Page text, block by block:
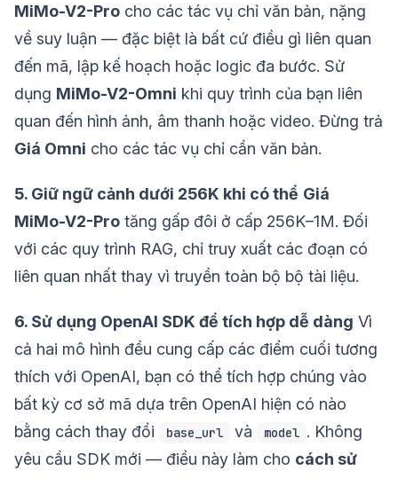
MiMo-V2-Pro cho các tác vụ chỉ văn bản, nặng
về suy luận — đặc biệt là bất cứ điều gì liên quan
đến mã, lập kế hoạch hoặc logic đa bước. Sử
dụng MiMo-V2-Omni khi quy trình của bạn liên
quan đến hình ảnh, âm thanh hoặc video. Đừng trả
Giá Omni cho các tác vụ chỉ cần văn bản.
5. Giữ ngữ cảnh dưới 256K khi có thể Giá
MiMo-V2-Pro tăng gấp đôi ở cấp 256K–1M. Đối
với các quy trình RAG, chỉ truy xuất các đoạn có
liên quan nhất thay vì truyền toàn bộ bộ tài liệu.
6. Sử dụng OpenAI SDK để tích hợp dễ dàng Vì
cả hai mô hình đều cung cấp các điểm cuối tương
thích với OpenAI, bạn có thể tích hợp chúng vào
bất kỳ cơ sở mã dựa trên OpenAI hiện có nào
bằng cách thay đổi
base_url và model . Không
yêu cầu SDK mới — điều này làm cho cách sử